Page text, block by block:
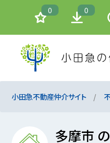
0 0
小田急不動産仲介サイト
多摩市